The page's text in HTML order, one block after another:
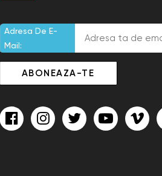
Adresa De E-
Mail: